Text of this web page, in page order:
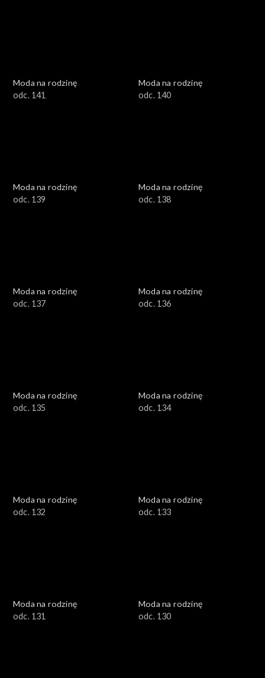
Moda na rodzinę
odc. 141
Moda na rodzinę
odc. 140
Moda na rodzinę
odc. 139
Moda na rodzinę
odc. 138
Moda na rodzinę
odc. 137
Moda na rodzinę
odc. 136
Moda na rodzinę
odc. 135
Moda na rodzinę
odc. 134
Moda na rodzinę
odc. 132
Moda na rodzinę
odc. 133
Moda na rodzinę
odc. 131
Moda na rodzinę
odc. 130